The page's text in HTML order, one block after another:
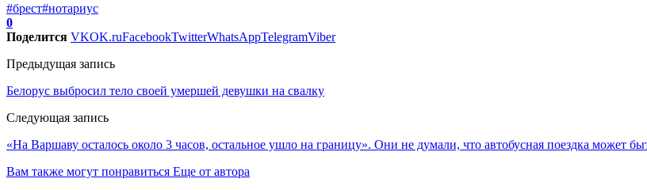
#брест#нотариус
0
Поделится VKOK.ruFacebookTwitterWhatsAppTelegramViber
Предыдущая запись
Белорус выбросил тело своей умершей девушки на свалку
Следующая запись
«На Варшаву осталось около 3 часов, остальное ушло на границу». Они не думали, что автобусная поездка может
Вам также могут понравиться Еще от автора